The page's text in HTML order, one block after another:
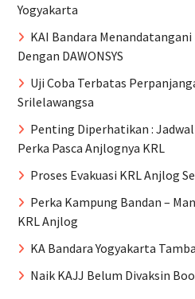
Yogyakarta
KAI Bandara
Dengan DAWONSYS
Uji Coba Terbatas
Srilelawangsa
Penting Diperhatikan :
Perka Pasca Anjlognya KRL
Proses Evakuasi KRL Anjlog
Perka Kampung Bandan –
KRL Anjlog
KA Bandara Yogyakarta
Naik KAJJ Belum Divaksin